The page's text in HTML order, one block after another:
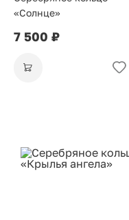
«Солнце»
7 500 ₽